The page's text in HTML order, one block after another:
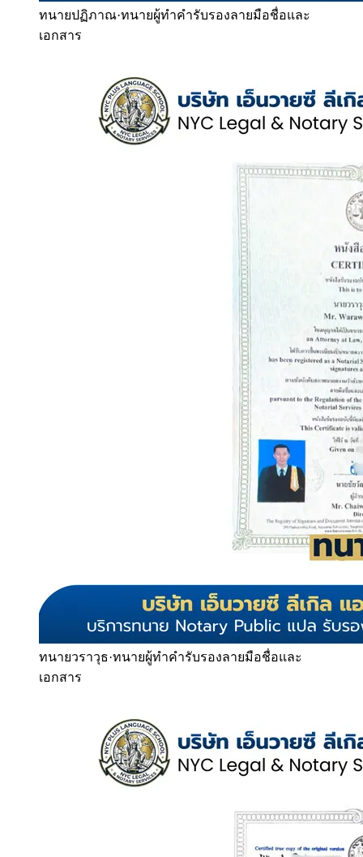
ทนายปฏิภาณ·ทนายผู้ทำคำรับรองลายมือชื่อและ
เอกสาร
ทนายวราวุธ·ทนายผู้ทำคำรับรองลายมือชื่อและ
เอกสาร